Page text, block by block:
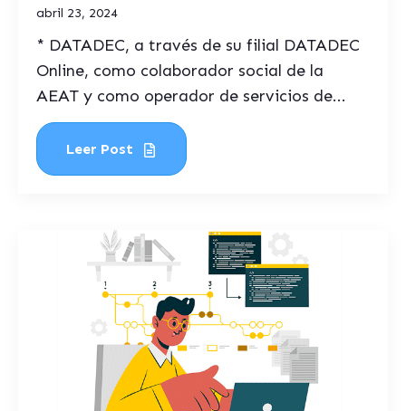
abril 23, 2024
* DATADEC, a través de su filial DATADEC
Online, como colaborador social de la
AEAT y como operador de servicios de...
Leer Post